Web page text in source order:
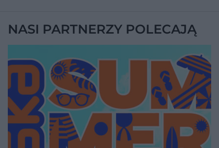
NASI PARTNERZY POLECAJĄ